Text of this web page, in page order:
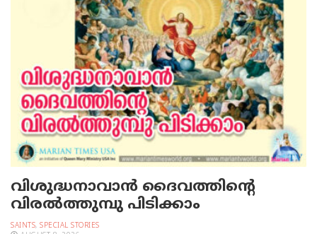
വിശുദ്ധനാവാന്‍ ദൈവത്തിന്റെ
വിരല്‍ത്തുമ്പു പിടിക്കാം
SAINTS, SPECIAL STORIES